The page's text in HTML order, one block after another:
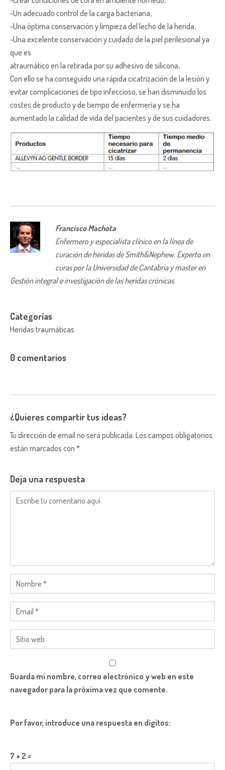
-Un adecuado control de la carga bacteriana,
-Una óptima conservación y limpieza del lecho de la herida,
-Una excelente conservación y cuidado de la piel perilesional ya
que es
atraumático en la retirada por su adhesivo de silicona,
Con ello se ha conseguido una rápida cicatrización de la lesión y
evitar complicaciones de tipo infeccioso, se han disminuido los
costes de producto y de tiempo de enfermería y se ha
aumentado la calidad de vida del pacientes y de sus cuidadores.
Francisco Machota
Enfermero y especialista clínico en la línea de
curación de heridas de Smith&Nephew. Experto en
curas por la Universidad de Cantabria y master en
Gestión integral e investigación de las heridas crónicas.
Categorías
Heridas traumáticas
0 comentarios
¿Quieres compartir tus ideas?
Tu dirección de email no será publicada. Los campos obligatorios
están marcados con *
Deja una respuesta
Guarda mi nombre, correo electrónico y web en este
navegador para la próxima vez que comente.
Por favor, introduce una respuesta en dígitos:
7 + 2 =